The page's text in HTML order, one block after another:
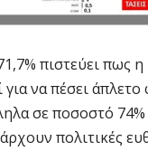
πιστεύει πως
για να πέσει
σε ποσοστό 74%
πολιτικές